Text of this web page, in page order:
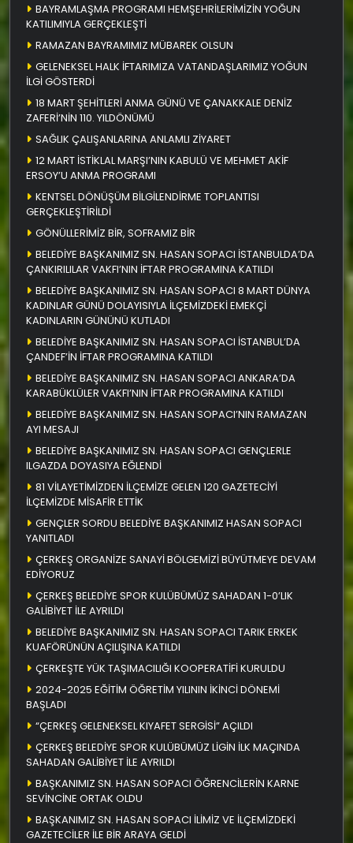
BAYRAMLAŞMA PROGRAMI HEMŞEHRİLERİMİZİN YOĞUN
KATILIMIYLA GERÇEKLEŞTİ
RAMAZAN BAYRAMIMIZ MÜBAREK OLSUN
GELENEKSEL HALK İFTARIMIZA VATANDAŞLARIMIZ YOĞUN
İLGİ GÖSTERDİ
18 MART ŞEHİTLERİ ANMA GÜNÜ VE ÇANAKKALE DENİZ
ZAFERİ’NİN 110. YILDÖNÜMÜ
SAĞLIK ÇALIŞANLARINA ANLAMLI ZİYARET
12 MART İSTİKLAL MARŞI’NIN KABULÜ VE MEHMET AKİF
ERSOY’U ANMA PROGRAMI
KENTSEL DÖNÜŞÜM BİLGİLENDİRME TOPLANTISI
GERÇEKLEŞTİRİLDİ
GÖNÜLLERİMİZ BİR, SOFRAMIZ BİR
BELEDİYE BAŞKANIMIZ SN. HASAN SOPACI İSTANBULDA’DA
ÇANKIRILILAR VAKFI’NIN İFTAR PROGRAMINA KATILDI
BELEDİYE BAŞKANIMIZ SN. HASAN SOPACI 8 MART DÜNYA
KADINLAR GÜNÜ DOLAYISIYLA İLÇEMİZDEKİ EMEKÇİ
KADINLARIN GÜNÜNÜ KUTLADI
BELEDİYE BAŞKANIMIZ SN. HASAN SOPACI İSTANBUL’DA
ÇANDEF’İN İFTAR PROGRAMINA KATILDI
BELEDİYE BAŞKANIMIZ SN. HASAN SOPACI ANKARA’DA
KARABÜKLÜLER VAKFI’NIN İFTAR PROGRAMINA KATILDI
BELEDİYE BAŞKANIMIZ SN. HASAN SOPACI’NIN RAMAZAN
AYI MESAJI
BELEDİYE BAŞKANIMIZ SN. HASAN SOPACI GENÇLERLE
ILGAZDA DOYASIYA EĞLENDİ
81 VİLAYETİMİZDEN İLÇEMİZE GELEN 120 GAZETECİYİ
İLÇEMİZDE MİSAFİR ETTİK
GENÇLER SORDU BELEDİYE BAŞKANIMIZ HASAN SOPACI
YANITLADI
ÇERKEŞ ORGANİZE SANAYİ BÖLGEMİZİ BÜYÜTMEYE DEVAM
EDİYORUZ
ÇERKEŞ BELEDİYE SPOR KULÜBÜMÜZ SAHADAN 1-0’LIK
GALİBİYET İLE AYRILDI
BELEDİYE BAŞKANIMIZ SN. HASAN SOPACI TARIK ERKEK
KUAFÖRÜNÜN AÇILIŞINA KATILDI
ÇERKEŞTE YÜK TAŞIMACILIĞI KOOPERATİFİ KURULDU
2024-2025 EĞİTİM ÖĞRETİM YILININ İKİNCİ DÖNEMİ
BAŞLADI
“ÇERKEŞ GELENEKSEL KIYAFET SERGİSİ” AÇILDI
ÇERKEŞ BELEDİYE SPOR KULÜBÜMÜZ LİGİN İLK MAÇINDA
SAHADAN GALİBİYET İLE AYRILDI
BAŞKANIMIZ SN. HASAN SOPACI ÖĞRENCİLERİN KARNE
SEVİNCİNE ORTAK OLDU
BAŞKANIMIZ SN. HASAN SOPACI İLİMİZ VE İLÇEMİZDEKİ
GAZETECİLER İLE BİR ARAYA GELDİ